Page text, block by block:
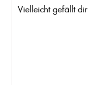
Vielleicht gefällt dir